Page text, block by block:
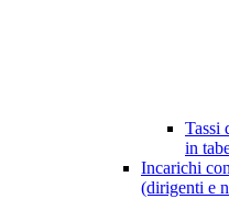
Tassi
in
Incarichi
(dirigenti e